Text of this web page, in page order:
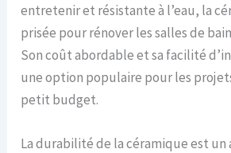
entretenir et résistante à l’eau, la
prisée pour rénover les salles de
Son coût abordable et sa facilité
une option populaire pour les
petit budget.
La durabilité de la céramique est un